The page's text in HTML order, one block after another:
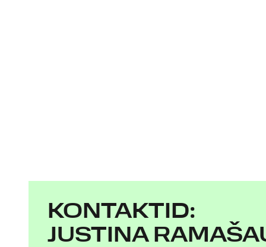
KONTAKTID:
JUSTINA